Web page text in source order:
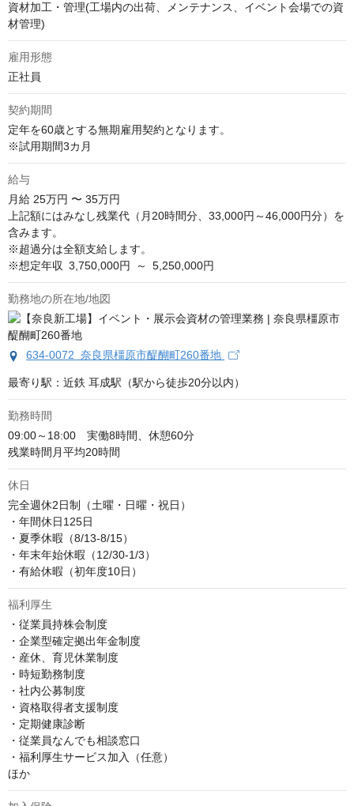
資材加工・管理(工場内の出荷、メンテナンス、イベント会場での資
材管理)
雇用形態
正社員
契約期間
定年を60歳とする無期雇用契約となります。
※試用期間3カ月
給与
月給 25万円 〜 35万円
上記額にはみなし残業代（月20時間分、33,000円～46,000円分）を
含みます。
※超過分は全額支給します。
※想定年収 3,750,000円 ～ 5,250,000円
勤務地の所在地/地図
634-0072 奈良県橿原市醍醐町260番地
最寄り駅：近鉄 耳成駅（駅から徒歩20分以内）
勤務時間
09:00～18:00　実働8時間、休憩60分
残業時間月平均20時間
休日
完全週休2日制（土曜・日曜・祝日）
・年間休日125日
・夏季休暇（8/13-8/15）
・年末年始休暇（12/30-1/3）
・有給休暇（初年度10日）
福利厚生
・従業員持株会制度
・企業型確定拠出年金制度
・産休、育児休業制度
・時短勤務制度
・社内公募制度
・資格取得者支援制度
・定期健康診断
・従業員なんでも相談窓口
・福利厚生サービス加入（任意）
ほか